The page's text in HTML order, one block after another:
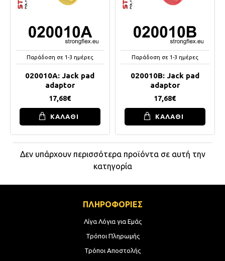
Παράδοση σε 1-3 ημέρες
020010A: Jack pad
adaptor
17,68€
ΚΑΛΑΘΙ
Παράδοση σε 1-3 ημέρες
020010B: Jack pad
adaptor
17,68€
ΚΑΛΑΘΙ
Δεν υπάρχουν περισσότερα προϊόντα σε αυτή την
κατηγορία
ΠΛΗΡΟΦΟΡΙΕΣ
Λίγα Λόγια για Εμάς
Τρόποι Πληρωμής
Τρόποι Αποστολής